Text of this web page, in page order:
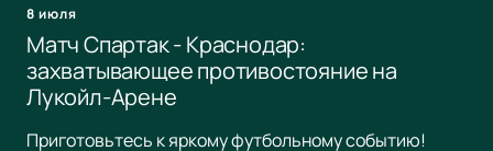
8 июля
Матч Спартак - Краснодар:
захватывающее противостояние на
Лукойл-Арене
Приготовьтесь к яркому футбольному событию!